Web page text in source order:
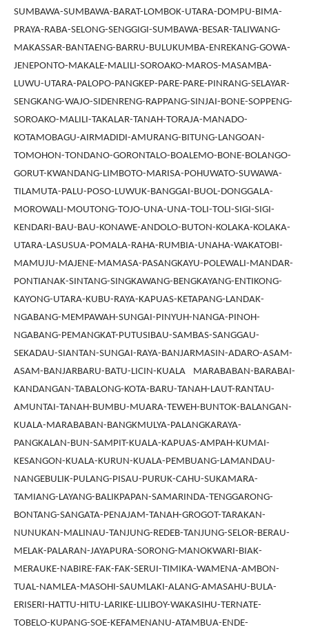
SUMBAWA-SUMBAWA-BARAT-LOMBOK-UTARA-DOMPU-BIMA-
PRAYA-RABA-SELONG-SENGGIGI-SUMBAWA-BESAR-TALIWANG-
MAKASSAR-BANTAENG-BARRU-BULUKUMBA-ENREKANG-GOWA-
JENEPONTO-MAKALE-MALILI-SOROAKO-MAROS-MASAMBA-
LUWU-UTARA-PALOPO-PANGKEP-PARE-PARE-PINRANG-SELAYAR-
SENGKANG-WAJO-SIDENRENG-RAPPANG-SINJAI-BONE-SOPPENG-
SOROAKO-MALILI-TAKALAR-TANAH-TORAJA-MANADO-
KOTAMOBAGU-AIRMADIDI-AMURANG-BITUNG-LANGOAN-
TOMOHON-TONDANO-GORONTALO-BOALEMO-BONE-BOLANGO-
GORUT-KWANDANG-LIMBOTO-MARISA-POHUWATO-SUWAWA-
TILAMUTA-PALU-POSO-LUWUK-BANGGAI-BUOL-DONGGALA-
MOROWALI-MOUTONG-TOJO-UNA-UNA-TOLI-TOLI-SIGI-SIGI-
KENDARI-BAU-BAU-KONAWE-ANDOLO-BUTON-KOLAKA-KOLAKA-
UTARA-LASUSUA-POMALA-RAHA-RUMBIA-UNAHA-WAKATOBI-
MAMUJU-MAJENE-MAMASA-PASANGKAYU-POLEWALI-MANDAR-
PONTIANAK-SINTANG-SINGKAWANG-BENGKAYANG-ENTIKONG-
KAYONG-UTARA-KUBU-RAYA-KAPUAS-KETAPANG-LANDAK-
NGABANG-MEMPAWAH-SUNGAI-PINYUH-NANGA-PINOH-
NGABANG-PEMANGKAT-PUTUSIBAU-SAMBAS-SANGGAU-
SEKADAU-SIANTAN-SUNGAI-RAYA-BANJARMASIN-ADARO-ASAM-
ASAM-BANJARBARU-BATU-LICIN-KUALA MARABABAN-BARABAI-
KANDANGAN-TABALONG-KOTA-BARU-TANAH-LAUT-RANTAU-
AMUNTAI-TANAH-BUMBU-MUARA-TEWEH-BUNTOK-BALANGAN-
KUALA-MARABABAN-BANGKMULYA-PALANGKARAYA-
PANGKALAN-BUN-SAMPIT-KUALA-KAPUAS-AMPAH-KUMAI-
KESANGON-KUALA-KURUN-KUALA-PEMBUANG-LAMANDAU-
NANGEBULIK-PULANG-PISAU-PURUK-CAHU-SUKAMARA-
TAMIANG-LAYANG-BALIKPAPAN-SAMARINDA-TENGGARONG-
BONTANG-SANGATA-PENAJAM-TANAH-GROGOT-TARAKAN-
NUNUKAN-MALINAU-TANJUNG-REDEB-TANJUNG-SELOR-BERAU-
MELAK-PALARAN-JAYAPURA-SORONG-MANOKWARI-BIAK-
MERAUKE-NABIRE-FAK-FAK-SERUI-TIMIKA-WAMENA-AMBON-
TUAL-NAMLEA-MASOHI-SAUMLAKI-ALANG-AMASAHU-BULA-
ERISERI-HATTU-HITU-LARIKE-LILIBOY-WAKASIHU-TERNATE-
TOBELO-KUPANG-SOE-KEFAMENANU-ATAMBUA-ENDE-